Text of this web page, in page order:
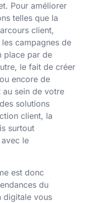
Pour améliorer
telles que la
client,
campagnes de
place par de
le fait de créer
encore de
au sein de votre
solutions
client, la
surtout
avec le
est donc
du
digitale vous